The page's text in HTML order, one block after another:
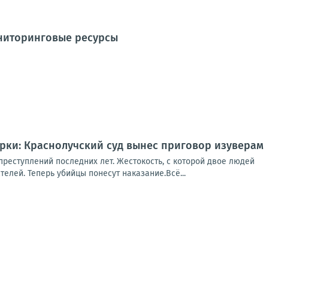
ресурсы
Краснолучский суд вынес приговор изуверам
последних лет. Жестокость, с которой двое людей
Теперь убийцы понесут наказание.Всё...